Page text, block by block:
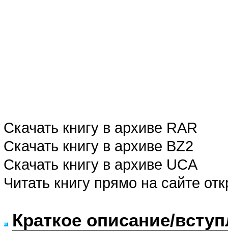
Скачать книгу в архиве RAR
Скачать книгу в архиве BZ2
Скачать книгу в архиве UCA
Читать книгу прямо на сайте
Краткое описание/